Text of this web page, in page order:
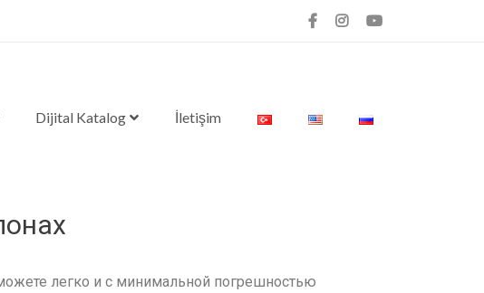
Dijital Katalog İletişim
легко и с минимальной погрешностью